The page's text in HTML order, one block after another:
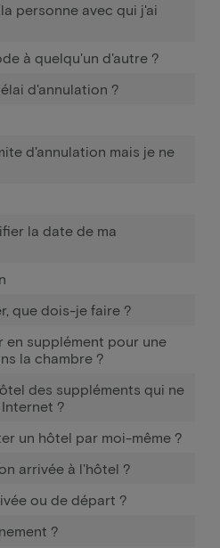
personne avec qui j'ai
à quelqu'un d'autre ?
d'annulation ?
d'annulation mais je ne
la date de ma
que dois-je faire ?
en supplément pour une
la chambre ?
des suppléments qui ne
?
un hôtel par moi-même ?
arrivée à l'hôtel ?
ou de départ ?
?